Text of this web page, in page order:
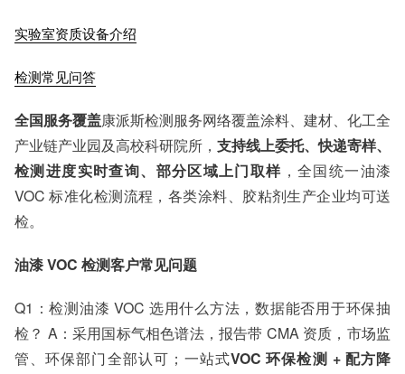
实验室资质设备介绍
检测常见问答
全国服务覆盖康派斯检测服务网络覆盖涂料、建材、化工全
产业链产业园及高校科研院所， 支持线上委托、快递寄样、
检测进度实时查询、部分区域上门取样 ，全国统一油漆
VOC 标准化检测流程，各类涂料、胶粘剂生产企业均可送
检。
油漆 VOC 检测客户常见问题
Q1：检测油漆 VOC 选用什么方法，数据能否用于环保抽
检？ A：采用国标气相色谱法，报告带 CMA 资质，市场监
管、环保部门全部认可；一站式VOC 环保检测 + 配方降